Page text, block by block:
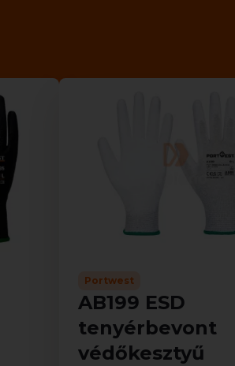
Portwest
AB199 ESD
tenyérbevont
védőkesztyű